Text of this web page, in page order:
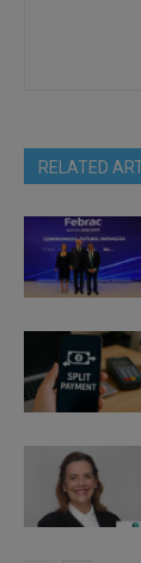
RELATED